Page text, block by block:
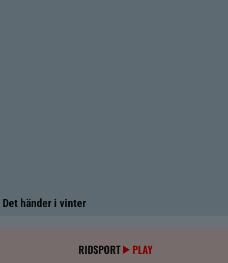
Det händer i vinter
RIDSPORT PLAY